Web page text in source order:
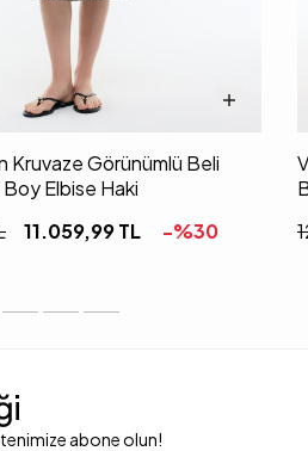
Kruvaze Görünümlü Beli
Elbise Haki
11.059,99TL -%30
abone olun!